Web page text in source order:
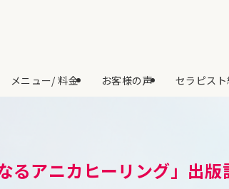
メニュー/ 料金 お客様の声 セラピス
るアニカヒーリング」出